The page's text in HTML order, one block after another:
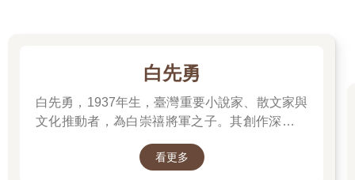
式運動」呢？讓我忍不住想再讀下去，她也繼續解釋「衝撞式運
血路，擠到收銀員可以和你「四目相接」的地方，你伸長手臂把
二點七歐元(一個三明治的價格)交給他，換來一張收據；然後你再
緊握收據，排開人群，擠向另一個由磨刀霍霍大廚領軍的三明治
櫃檯，告訴他你的需求，基本上三明治有兩種，一種叫做panino
con Lampredotto，另一種叫做panino con Bollito。米勒小姐解釋
說，Lampredotto是fatty intestine，也就是肥腸囉；Bollito則是
白先勇
白先勇，1937年生，臺灣重要小說家、散文家與
文化推動者，為白崇禧將軍之子。其創作深受中
西文學滋養，文字典雅細膩，關注歷史流離、家
國記憶與人性孤獨。代表作包括小說集《臺北
看更多